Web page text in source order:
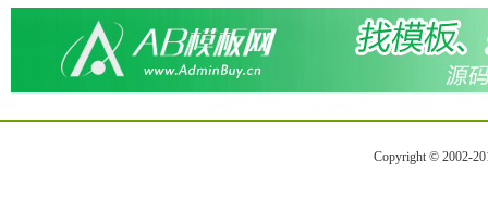
Copyright © 2002-